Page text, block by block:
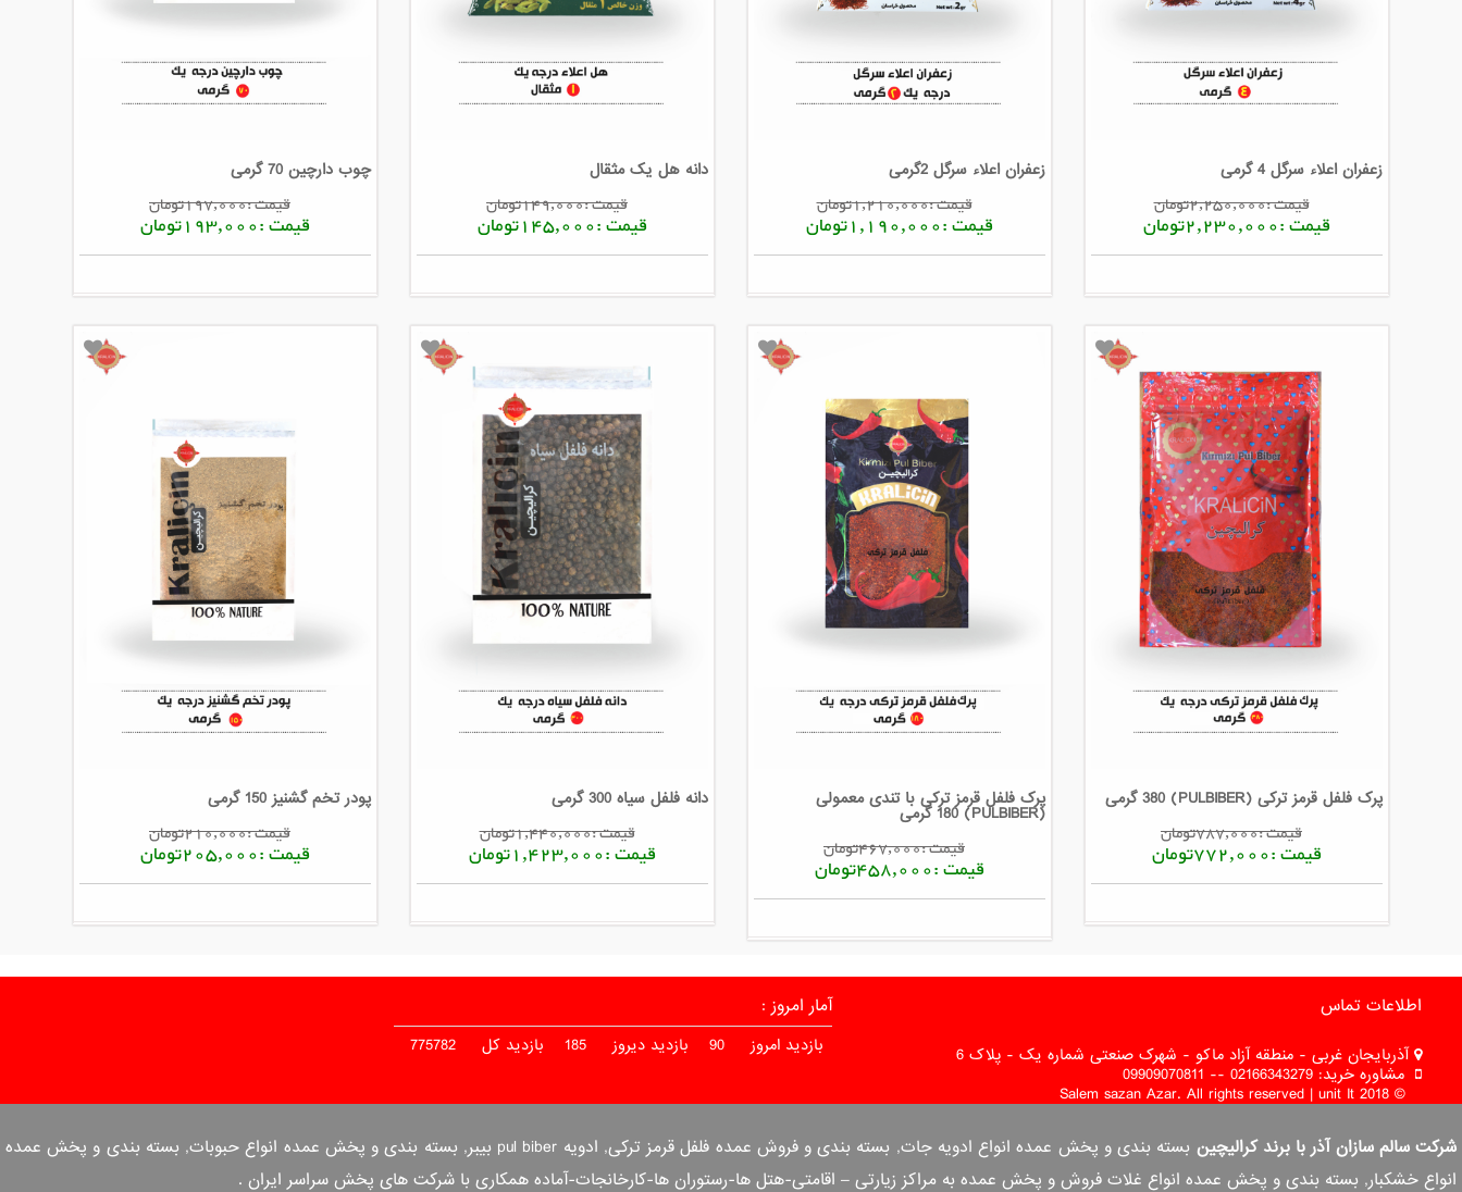
زعفران اعلاء سرگل 4 گرمی
قیمت :2,250,000تومان
قیمت :2,230,000تومان
زعفران اعلاء سرگل 2گرمی
قیمت :1,210,000تومان
قیمت :1,190,000تومان
دانه هل یک مثقال
قیمت :149,000تومان
قیمت :145,000تومان
چوب دارچین 70 گرمی
قیمت :197,000تومان
قیمت :193,000تومان
پرک فلفل قرمز ترکی (PULBIBER) 380 گرمی
قیمت :787,000تومان
قیمت :772,000تومان
پرک فلفل قرمز ترکی با تندی معمولی
(PULBIBER) 180 گرمی
قیمت :467,000تومان
قیمت :458,000تومان
دانه فلفل سیاه 300 گرمی
قیمت :1,440,000تومان
قیمت :1,423,000تومان
پودر تخم گشنیز 150 گرمی
قیمت :210,000تومان
قیمت :205,000تومان
اطلاعات تماس
آذربایجان غربی - منطقه آزاد ماکو - شهرک صنعتی شماره یک - پلاک 6
مشاوره خرید: 02166343279 -- 09909070811
© 2018 Salem sazan Azar. All rights reserved | unit It
آمار امروز :
بازدید امروز 90 بازدید دیروز 185 بازدید کل 775782
شرکت سالم سازان آذر با برند کرالیچین
بسته بندی و پخش عمده انواع ادویه جات, بسته بندی و فروش عمده فلفل قرمز ترکی, ادویه pul biber بیبر, بسته بندی و پخش عمده انواع حبوبات, بسته بندی و پخش عمده
انواع خشکبار, بسته بندی و پخش عمده انواع غلات فروش و پخش عمده به مراکز زیارتی – اقامتی-هتل ها-رستوران ها-کارخانجات-آماده همکاری با شرکت های پخش سراسر ایران .